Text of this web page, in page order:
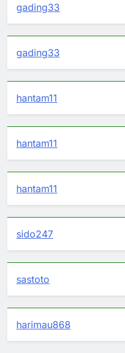
gading33
gading33
hantam11
hantam11
hantam11
sido247
sastoto
harimau868